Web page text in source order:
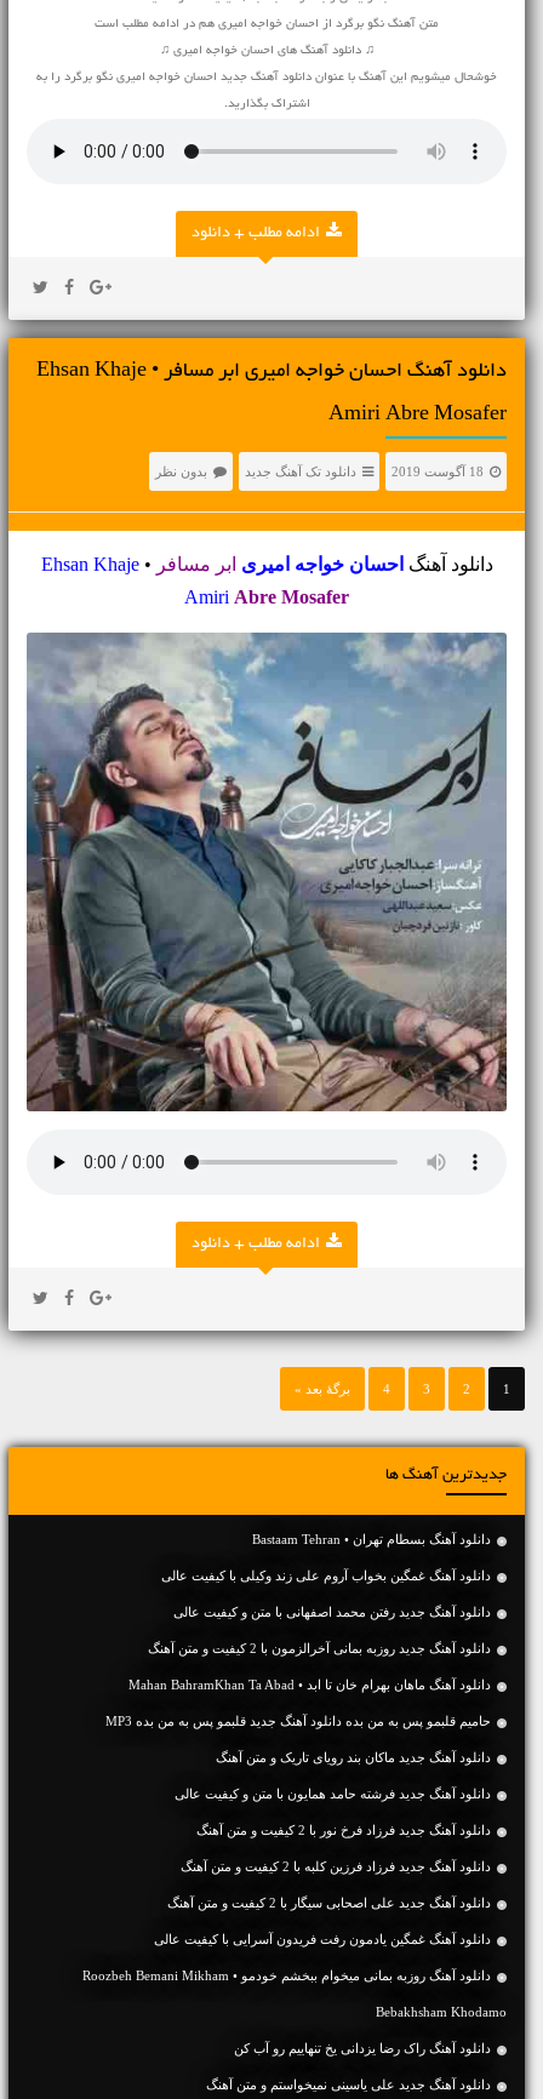
متن آهنگ نگو برگرد از احسان خواجه امیری هم در ادامه مطلب است
♫ دانلود آهنگ های احسان خواجه امیری ♫
خوشحال میشویم این آهنگ با عنوان دانلود آهنگ جدید احسان خواجه امیری نگو برگرد را به
اشتراک بگذارید.
ادامه مطلب + دانلود
دانلود آهنگ احسان خواجه امیری ابر مسافر • Ehsan Khaje
Amiri Abre Mosafer
18 آگوست 2019 دانلود تک آهنگ جدید بدون نظر
دانلود آهنگ احسان خواجه امیری ابر مسافر •
Ehsan Khaje
Amiri Abre Mosafer
ادامه مطلب + دانلود
1
2
3
4 برگهٔ بعد »
جدیدترین آهنگ ها
دانلود آهنگ بسطام تهران • Bastaam Tehran
دانلود آهنگ غمگین بخواب آروم علی زند وکیلی با کیفیت عالی
دانلود آهنگ جديد رفتن محمد اصفهانی با متن و کیفیت عالی
دانلود آهنگ جديد روزبه بمانی آخرالزمون با 2 کیفیت و متن آهنگ
دانلود آهنگ ماهان بهرام خان تا ابد • Mahan BahramKhan Ta Abad
حامیم قلبمو پس به من بده دانلود آهنگ جدید قلبمو پس به من بده MP3
دانلود آهنگ جديد ماکان بند رویای تاریک و متن آهنگ
دانلود آهنگ جديد فرشته حامد همایون با متن و کیفیت عالی
دانلود آهنگ جديد فرزاد فرخ نور با 2 کیفیت و متن آهنگ
دانلود آهنگ جديد فرزاد فرزین کلبه با 2 کیفیت و متن آهنگ
دانلود آهنگ جديد علی اصحابی سیگار با 2 کیفیت و متن آهنگ
دانلود آهنگ غمگین یادمون رفت فریدون آسرایی با کیفیت عالی
دانلود آهنگ روزبه بمانی میخوام ببخشم خودمو • Roozbeh Bemani Mikham
Bebakhsham Khodamo
دانلود آهنگ راک رضا یزدانی یخ تنهاییم رو آب کن
دانلود آهنگ جديد علی یاسینی نمیخواستم و متن آهنگ